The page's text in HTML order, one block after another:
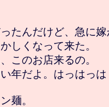
たんだけど、急に
しくなって来た。
このお店来るの。
年だよ。はっはっ
麺。